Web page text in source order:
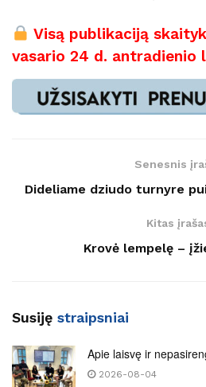
Visą publikaciją
vasario 24 d. antradienio
Senesnis
Dideliame dziudo turnyre
Kitas
Krovė lempelę –
Susiję straipsniai
Apie laisvę ir
2026-08-04